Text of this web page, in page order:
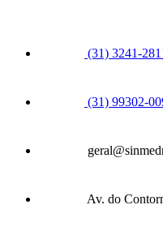
(31) 3241-
(31) 99302-
Av. do